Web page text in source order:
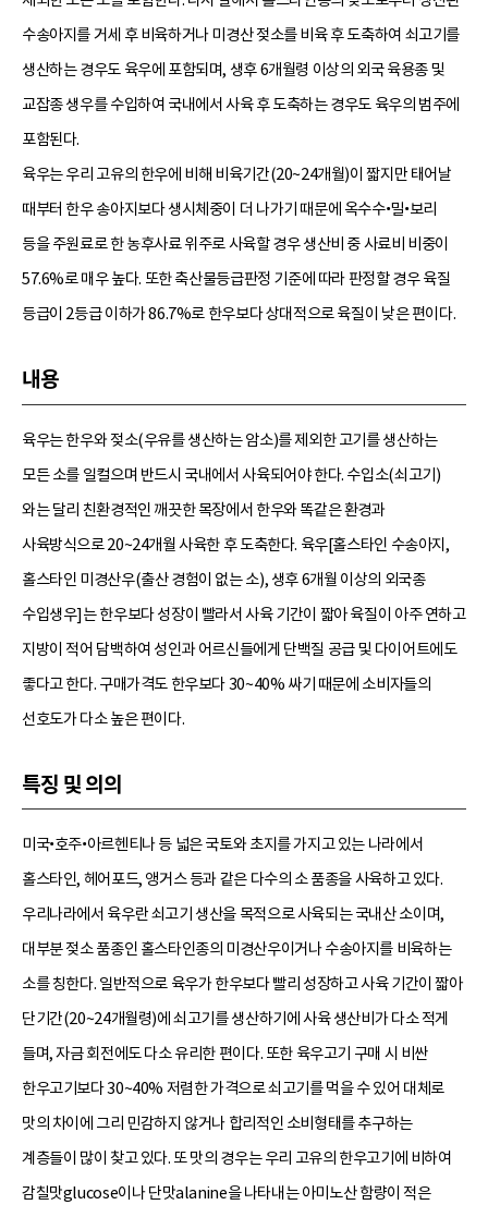
수송아지를 거세 후 비육하거나 미경산 젖소를 비육 후 도축하여 쇠고기를
생산하는 경우도 육우에 포함되며, 생후 6개월령 이상의 외국 육용종 및
교잡종 생우를 수입하여 국내에서 사육 후 도축하는 경우도 육우의 범주에
포함된다.
육우는 우리 고유의 한우에 비해 비육기간(20~24개월)이 짧지만 태어날
때부터 한우 송아지보다 생시체중이 더 나가기 때문에 옥수수•밀•보리
등을 주원료로 한 농후사료 위주로 사육할 경우 생산비 중 사료비 비중이
57.6%로 매우 높다. 또한 축산물등급판정 기준에 따라 판정할 경우 육질
등급이 2등급 이하가 86.7%로 한우보다 상대적으로 육질이 낮은 편이다.
내용
육우는 한우와 젖소(우유를 생산하는 암소)를 제외한 고기를 생산하는
모든 소를 일컬으며 반드시 국내에서 사육되어야 한다. 수입소(쇠고기)
와는 달리 친환경적인 깨끗한 목장에서 한우와 똑같은 환경과
사육방식으로 20~24개월 사육한 후 도축한다. 육우[홀스타인 수송아지,
홀스타인 미경산우(출산 경험이 없는 소), 생후 6개월 이상의 외국종
수입생우]는 한우보다 성장이 빨라서 사육 기간이 짧아 육질이 아주 연하고
지방이 적어 담백하여 성인과 어르신들에게 단백질 공급 및 다이어트에도
좋다고 한다. 구매가격도 한우보다 30~40% 싸기 때문에 소비자들의
선호도가 다소 높은 편이다.
특징 및 의의
미국•호주•아르헨티나 등 넓은 국토와 초지를 가지고 있는 나라에서
홀스타인, 헤어포드, 앵거스 등과 같은 다수의 소 품종을 사육하고 있다.
우리나라에서 육우란 쇠고기 생산을 목적으로 사육되는 국내산 소이며,
대부분 젖소 품종인 홀스타인종의 미경산우이거나 수송아지를 비육하는
소를 칭한다. 일반적으로 육우가 한우보다 빨리 성장하고 사육 기간이 짧아
단기간(20~24개월령)에 쇠고기를 생산하기에 사육 생산비가 다소 적게
들며, 자금 회전에도 다소 유리한 편이다. 또한 육우고기 구매 시 비싼
한우고기보다 30~40% 저렴한 가격으로 쇠고기를 먹을 수 있어 대체로
맛의 차이에 그리 민감하지 않거나 합리적인 소비형태를 추구하는
계층들이 많이 찾고 있다. 또 맛의 경우는 우리 고유의 한우고기에 비하여
감칠맛glucose이나 단맛alanine을 나타내는 아미노산 함량이 적은